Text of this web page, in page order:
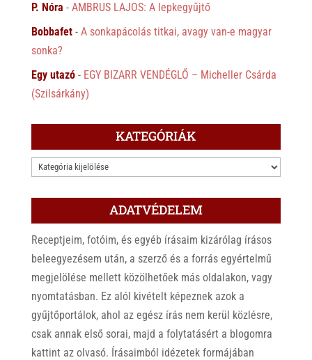
P. Nóra - AMBRUS LAJOS: A lepkegyűjtő
Bobbafet- A sonkapácolás titkai, avagy van-e magyar
sonka?
Egy utazó- EGY BIZARR VENDÉGLŐ – Micheller Csárda
(Szilsárkány)
KATEGÓRIÁK
KATEGÓRIÁK
ADATVÉDELEM
Receptjeim, fotóim, és egyéb írásaim kizárólag írásos
beleegyezésem után, a szerző és a forrás egyértelmű
megjelölése mellett közölhetőek más oldalakon, vagy
nyomtatásban. Ez alól kivételt képeznek azok a
gyűjtőportálok, ahol az egész írás nem kerül közlésre,
csak annak első sorai, majd a folytatásért a blogomra
kattint az olvasó. Írásaimból idézetek formájában